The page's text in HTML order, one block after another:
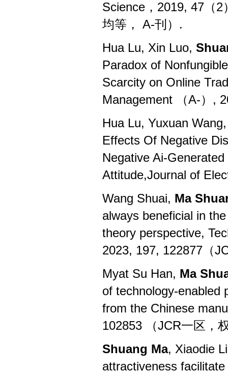
Science ， 2019, 47（2
均等，
A-刊） .
Hua Lu, Xin Luo,
Paradox of
Scarcity on Online
Management （A-）,
Hua Lu, Yuxuan
Effects Of Negative
Negative Ai-
Attitude,Journal of
Wang Shuai, Ma
always beneficial in
theory perspective,
2023, 197, 122877（
Myat Su Han, Ma
of technology-enabled
from the Chinese
102853 （JCR一区，
Shuang Ma, Xiaodie
attractiveness